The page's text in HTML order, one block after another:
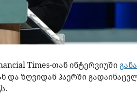
Times-თან ინტერვიუში
და ზღვიდან ჰაერში